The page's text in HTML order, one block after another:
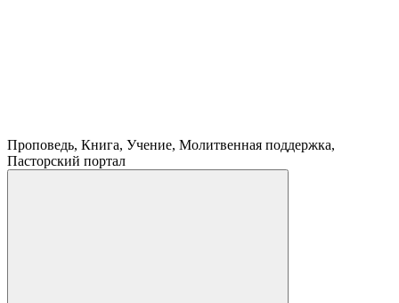
Проповедь, Книга, Учение, Молитвенная поддержка,
Пасторский портал